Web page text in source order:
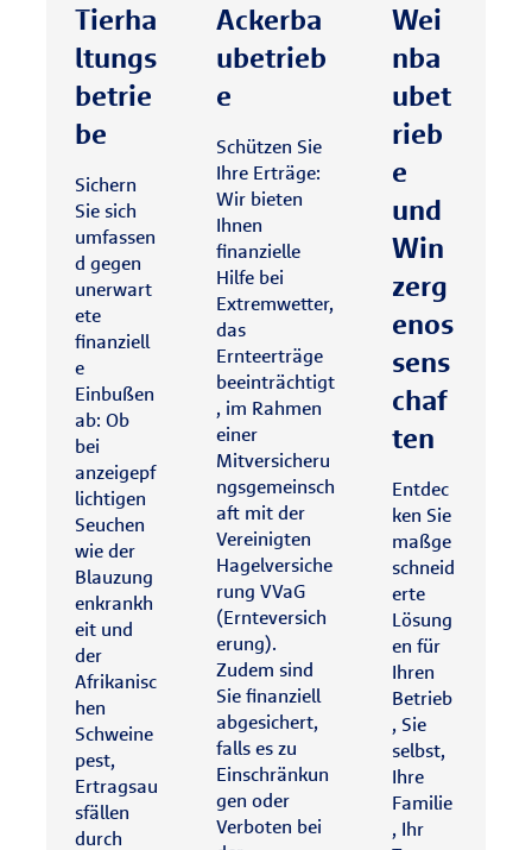
Tierha
ltungs
betrie
be
Sichern
Sie sich
umfassen
d gegen
unerwart
ete
finanziell
e
Einbußen
ab: Ob
bei
anzeigepf
lichtigen
Seuchen
wie der
Blauzung
enkrankh
eit und
der
Afrikanisc
hen
Schweine
pest,
Ertragsau
sfällen
durch
Ackerba
ubetrieb
e
Schützen Sie
Ihre Erträge:
Wir bieten
Ihnen
finanzielle
Hilfe bei
Extremwetter,
das
Ernteerträge
beeinträchtigt
, im Rahmen
einer
Mitversicheru
ngsgemeinsch
aft mit der
Vereinigten
Hagelversiche
rung VVaG
(Ernteversich
erung).
Zudem sind
Sie finanziell
abgesichert,
falls es zu
Einschränkun
gen oder
Verboten bei
Wei
nba
ubet
rieb
e
und
Win
zerg
enos
sens
chaf
ten
Entdec
ken Sie
maßge
schneid
erte
Lösung
en für
Ihren
Betrieb
, Sie
selbst,
Ihre
Familie
, Ihr